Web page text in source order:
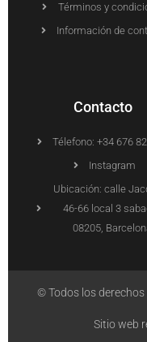
Términos y
Información de
Contacto
Télefono: +34 676
Instagram
Ubicación: calle
46-66 local 3
08205,
© Todos los derechos
Sitio web